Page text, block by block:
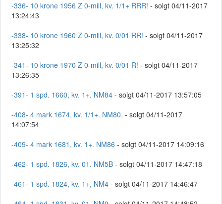
-336- 10 krone 1956 Z 0-mill, kv. 1/1+ RRR! - solgt 04/11-2017
13:24:43
-338- 10 krone 1960 Z 0-mill, kv. 0/01 RR! - solgt 04/11-2017
13:25:32
-341- 10 krone 1970 Z 0-mill, kv. 0/01 R! - solgt 04/11-2017
13:26:35
-391- 1 spd. 1660, kv. 1+. NM84 - solgt 04/11-2017 13:57:05
-408- 4 mark 1674, kv. 1/1+. NM80. - solgt 04/11-2017
14:07:54
-409- 4 mark 1681, kv. 1+. NM86 - solgt 04/11-2017 14:09:16
-462- 1 spd. 1826, kv. 01. NM5B - solgt 04/11-2017 14:47:18
-461- 1 spd. 1824, kv. 1+, NM4 - solgt 04/11-2017 14:46:47